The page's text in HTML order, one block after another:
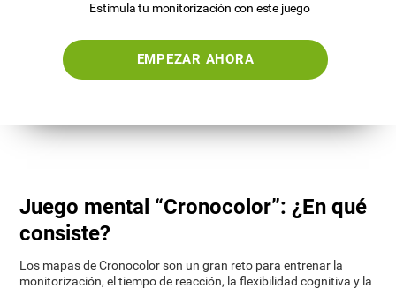
Estimula tu monitorización con este juego
EMPEZAR AHORA
Juego mental “Cronocolor”: ¿En qué
consiste?
Los mapas de Cronocolor son un gran reto para entrenar la
monitorización, el tiempo de reacción, la flexibilidad cognitiva y la